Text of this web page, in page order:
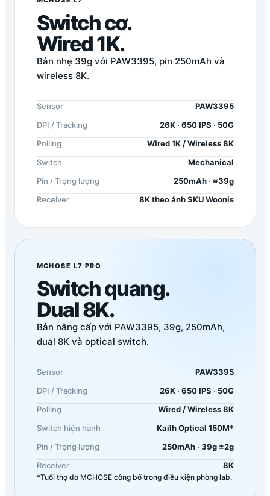
Switch cơ.
Wired 1K.
Bản nhẹ 39g với PAW3395, pin 250mAh và
wireless 8K.
Sensor
PAW3395
DPI / Tracking
26K · 650 IPS · 50G
Polling
Wired 1K / Wireless 8K
Switch
Mechanical
Pin / Trọng lượng
250mAh · ≈39g
Receiver
8K theo ảnh SKU Woonis
MCHOSE L7 PRO
Switch quang.
Dual 8K.
Bản nâng cấp với PAW3395, 39g, 250mAh,
dual 8K và optical switch.
Sensor
PAW3395
DPI / Tracking
26K · 650 IPS · 50G
Polling
Wired / Wireless 8K
Switch hiện hành
Kailh Optical 150M*
Pin / Trọng lượng
250mAh · 39g ±2g
Receiver
8K
*Tuổi thọ do MCHOSE công bố trong điều kiện phòng lab.